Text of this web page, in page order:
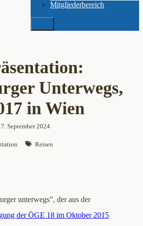
Mitgliederbereich
Suchen
Unterwegs,
in Wien
September 2024
Reisen
unterwegs”, der aus der
der ÖGE 18 im Oktober 2015